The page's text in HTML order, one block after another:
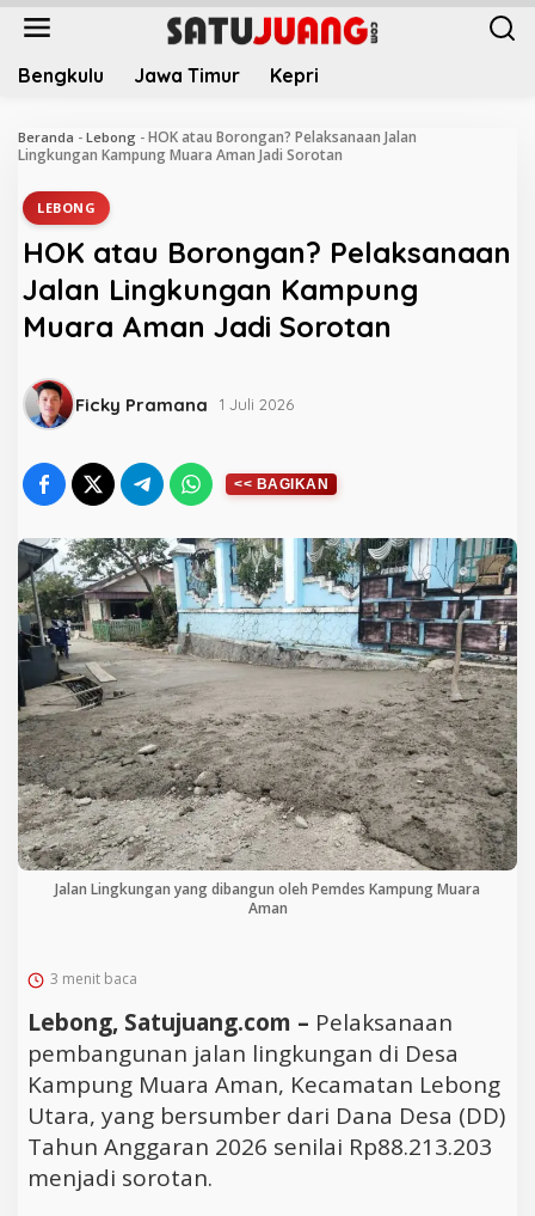
L
Bengkulu Jawa Timur Kepri
Beranda - Lebong - HOK atau Borongan? Pelaksanaan Jalan
Lingkungan Kampung Muara Aman Jadi Sorotan
LEBONG
HOK atau Borongan? Pelaksanaan
Jalan Lingkungan Kampung
Muara Aman Jadi Sorotan
Ficky Pramana 1 Juli 2026
Jalan Lingkungan yang dibangun oleh Pemdes Kampung Muara
Aman
3 menit baca
Lebong, Satujuang.com – Pelaksanaan
pembangunan jalan lingkungan di Desa
Kampung Muara Aman, Kecamatan Lebong
Utara, yang bersumber dari Dana Desa (DD)
Tahun Anggaran 2026 senilai Rp88.213.203
menjadi sorotan.